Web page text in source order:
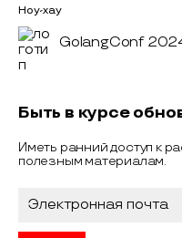
Ноу-хау
GolangConf
Быть в курсе
Иметь ранний доступ к
полезным материалам.